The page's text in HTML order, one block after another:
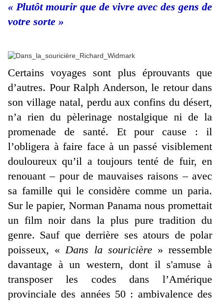
« Plutôt mourir que de vivre avec des gens de
votre sorte »
Certains voyages sont plus éprouvants que
d’autres. Pour Ralph Anderson, le retour dans
son village natal, perdu aux confins du désert,
n’a rien du pèlerinage nostalgique ni de la
promenade de santé. Et pour cause : il
l’obligera à faire face à un passé visiblement
douloureux qu’il a toujours tenté de fuir, en
renouant – pour de mauvaises raisons – avec
sa famille qui le considère comme un paria.
Sur le papier, Norman Panama nous promettait
un film noir dans la plus pure tradition du
genre. Sauf que derrière ses atours de polar
poisseux, «Dans la souricière» ressemble
davantage à un western, dont il s'amuse à
transposer les codes dans l’Amérique
provinciale des années 50 : ambivalence des